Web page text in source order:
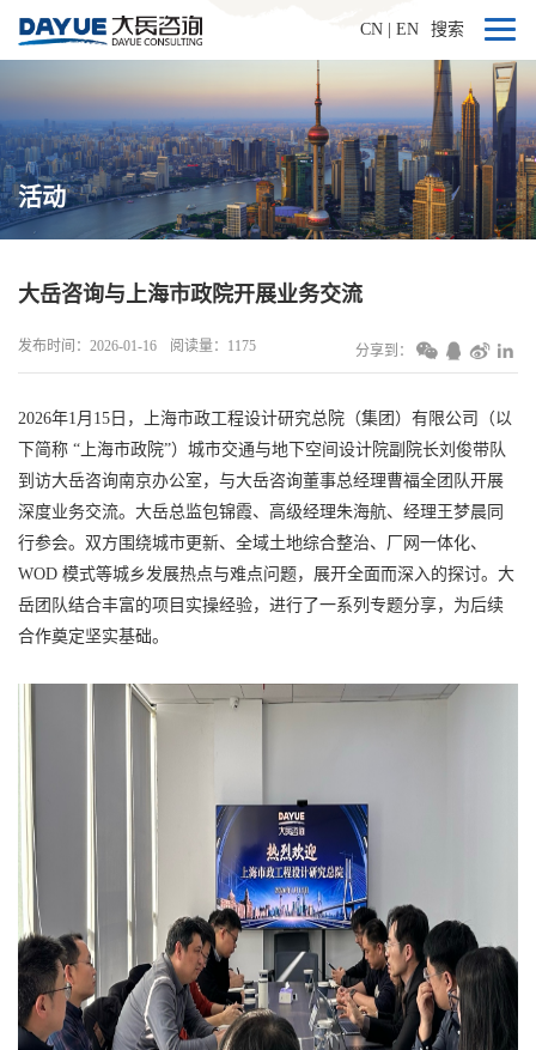
CN EN 搜索
活动
大岳咨询与上海市政院开展业务交流
发布时间：2026-01-16 阅读量：1175 分享到：
2026年1月15日，上海市政工程设计研究总院（集团）有限公司（以
下简称 “上海市政院”）城市交通与地下空间设计院副院长刘俊带队
到访大岳咨询南京办公室，与大岳咨询董事总经理曹福全团队开展
深度业务交流。大岳总监包锦霞、高级经理朱海航、经理王梦晨同
行参会。双方围绕城市更新、全域土地综合整治、厂网一体化、
WOD 模式等城乡发展热点与难点问题，展开全面而深入的探讨。大
岳团队结合丰富的项目实操经验，进行了一系列专题分享，为后续
合作奠定坚实基础。​